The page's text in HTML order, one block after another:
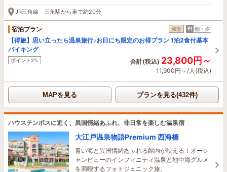
JR三角線 三角駅から車で約20分
宿泊プラン 和室 朝・夕
【得旅】思い立ったら温泉旅行♪お日にち限定のお得プラン 1泊2食付基本
バイキング
ポイント2% 合計(税込) 23,800円～
11,900円～/人(税込)
MAPを見る プランを見る(432件)
ハウステンボスに近く、異国情緒あふれ、非日常を楽しむ温泉宿
大江戸温泉物語Premium 西海橋
青い海と異国情緒あふれる館内が映える！オーシ
ャンビューのインフィニティ温泉と地中海グルメ
を満喫するフォトジェニック旅。